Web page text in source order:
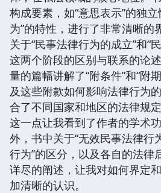
构成要素，如“意思表示”的独
为”的特性，进行了非常清晰的
关于“民事法律行为的成立”和“
这两个阶段的区别与联系的论
量的篇幅讲解了“附条件”和“附
及这些附款如何影响法律行为
合了不同国家和地区的法律规
这一点让我看到了作者的学术
外，书中关于“无效民事法律行
行为”的区分，以及各自的法律
详尽的阐述，让我对如何界定
加清晰的认识。